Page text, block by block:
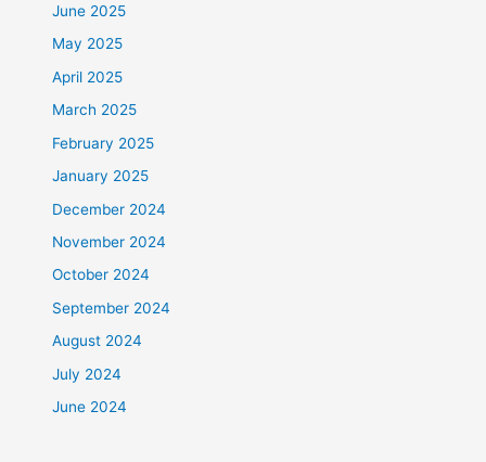
June 2025
May 2025
April 2025
March 2025
February 2025
January 2025
December 2024
November 2024
October 2024
September 2024
August 2024
July 2024
June 2024